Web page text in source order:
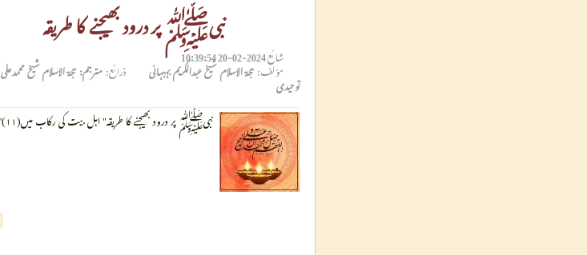
نبیﷺ پر درود بھیجنے کا طریقہ
شائع2024-02-20 10:39:54
مؤلف:حجۃ الاسلام شیخ عبدالکریم بہبہانی ذرائع:مترجم: حجۃ الاسلام شیخ محمدعلی
توحیدی
نبیﷺ پر درود بھیجنے کا طریقہ" اہل بیت کی رکاب میں(۱۱)'